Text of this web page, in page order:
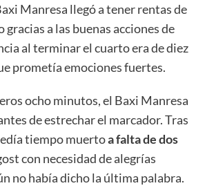
Manresa llegó a tener rentas de
a las buenas acciones de
al terminar el cuarto era de diez
prometía emociones fuertes.
ocho minutos, el Baxi Manresa
de estrechar el marcador. Tras
tiempo muertoa falta de dos
con necesidad de alegrías
no había dicho la última palabra.